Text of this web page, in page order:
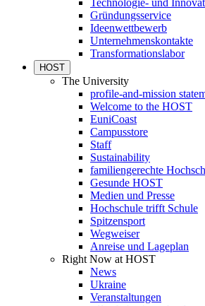
Technologie- und
Gründungsservice
Ideenwettbewerb
Unternehmenskontakte
Transformationslabor
HOST
The University
profile-and-mission
Welcome to the HOST
EuniCoast
Campusstore
Staff
Sustainability
familiengerechte
Gesunde HOST
Medien und Presse
Hochschule trifft Schule
Spitzensport
Wegweiser
Anreise und Lageplan
Right Now at HOST
News
Ukraine
Veranstaltungen